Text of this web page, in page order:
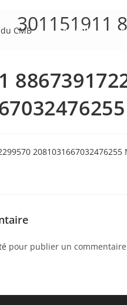
Accueil
301151911
pour publier un